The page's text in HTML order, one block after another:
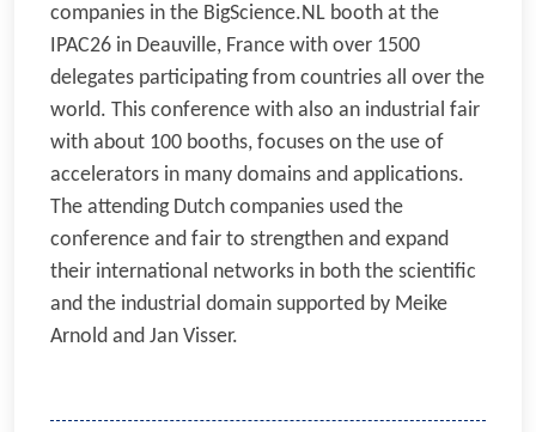
companies in the BigScience.NL booth at the
IPAC26 in Deauville, France with over 1500
delegates participating from countries all over the
world. This conference with also an industrial fair
with about 100 booths, focuses on the use of
accelerators in many domains and applications.
The attending Dutch companies used the
conference and fair to strengthen and expand
their international networks in both the scientific
and the industrial domain supported by Meike
Arnold and Jan Visser.